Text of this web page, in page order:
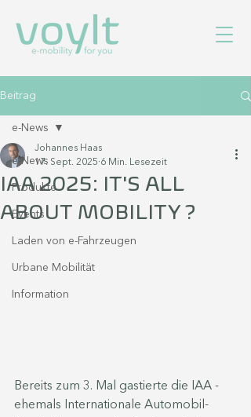
Beitrag
e-News
Produkte
Events
Laden von e-Fahrzeugen
Urbane Mobilität
Information
e-News
IAA 2025: IT'S ALL
ABOUT MOBILITY ?
Johannes Haas
17. Sept. 2025 6 Min. Lesezeit
Bereits zum 3. Mal gastierte die IAA -
ehemals Internationale Automobil-